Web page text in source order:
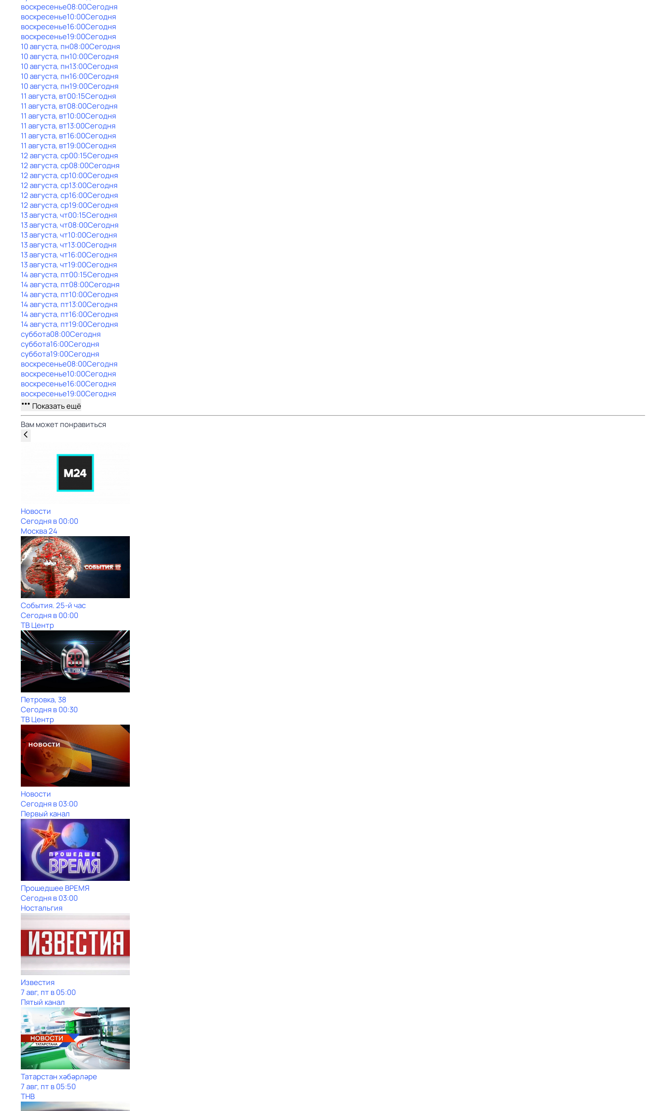
воскресенье08:00Сегодня
воскресенье10:00Сегодня
воскресенье16:00Сегодня
воскресенье19:00Сегодня
10 августа, пн08:00Сегодня
10 августа, пн10:00Сегодня
10 августа, пн13:00Сегодня
10 августа, пн16:00Сегодня
10 августа, пн19:00Сегодня
11 августа, вт00:15Сегодня
11 августа, вт08:00Сегодня
11 августа, вт10:00Сегодня
11 августа, вт13:00Сегодня
11 августа, вт16:00Сегодня
11 августа, вт19:00Сегодня
12 августа, ср00:15Сегодня
12 августа, ср08:00Сегодня
12 августа, ср10:00Сегодня
12 августа, ср13:00Сегодня
12 августа, ср16:00Сегодня
12 августа, ср19:00Сегодня
13 августа, чт00:15Сегодня
13 августа, чт08:00Сегодня
13 августа, чт10:00Сегодня
13 августа, чт13:00Сегодня
13 августа, чт16:00Сегодня
13 августа, чт19:00Сегодня
14 августа, пт00:15Сегодня
14 августа, пт08:00Сегодня
14 августа, пт10:00Сегодня
14 августа, пт13:00Сегодня
14 августа, пт16:00Сегодня
14 августа, пт19:00Сегодня
суббота08:00Сегодня
суббота16:00Сегодня
суббота19:00Сегодня
воскресенье08:00Сегодня
воскресенье10:00Сегодня
воскресенье16:00Сегодня
воскресенье19:00Сегодня
Показать ещё
Вам может понравиться
Новости
Сегодня в 00:00
Москва 24
События. 25-й час
Сегодня в 00:00
ТВ Центр
Петровка, 38
Сегодня в 00:30
ТВ Центр
Новости
Сегодня в 03:00
Первый канал
Прошедшее ВРЕМЯ
Сегодня в 03:00
Ностальгия
Известия
7 авг, пт в 05:00
Пятый канал
Татарстан хәбәрләре
7 авг, пт в 05:50
ТНВ